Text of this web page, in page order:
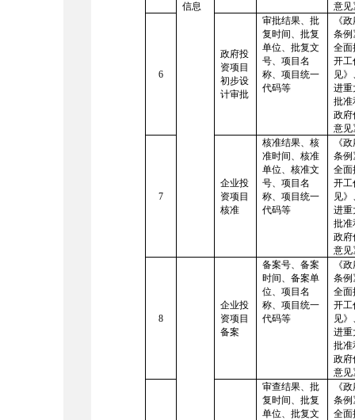
信息
意见
6
政府投
资项目
初步设
计审批
审批结果、批
复时间、批复
单位、批复文
号、项目名
称、项目统一
代码等
《
条例
全面
开工
见
进重
批准
政府
意见
7
企业投
资项目
核准
核准结果、核
准时间、核准
单位、核准文
号、项目名
称、项目统一
代码等
《
条例
全面
开工
见
进重
批准
政府
意见
8
企业投
资项目
备案
备案号、备案
时间、备案单
位、项目名
称、项目统一
代码等
《
条例
全面
开工
见
进重
批准
政府
意见
审查结果、批
复时间、批复
单位、批复文
《
条例
全面